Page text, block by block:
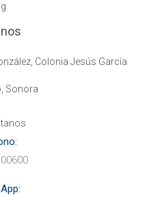
Colonia Jesús García
Sonora